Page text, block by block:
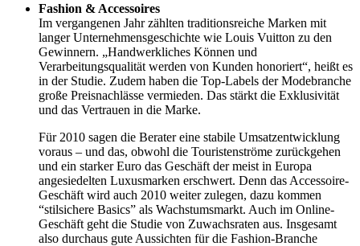
Fashion & Accessoires
Im vergangenen Jahr zählten traditionsreiche Marken mit
langer Unternehmensgeschichte wie Louis Vuitton zu den
Gewinnern. „Handwerkliches Können und
Verarbeitungsqualität werden von Kunden honoriert“, heißt es
in der Studie. Zudem haben die Top-Labels der Modebranche
große Preisnachlässe vermieden. Das stärkt die Exklusivität
und das Vertrauen in die Marke.
Für 2010 sagen die Berater eine stabile Umsatzentwicklung
voraus – und das, obwohl die Touristenströme zurückgehen
und ein starker Euro das Geschäft der meist in Europa
angesiedelten Luxusmarken erschwert. Denn das Accessoire-
Geschäft wird auch 2010 weiter zulegen, dazu kommen
“stilsichere Basics” als Wachstumsmarkt. Auch im Online-
Geschäft geht die Studie von Zuwachsraten aus. Insgesamt
also durchaus gute Aussichten für die Fashion-Branche